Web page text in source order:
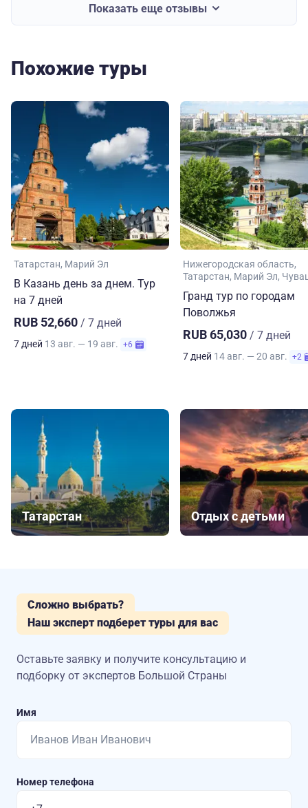
Показать еще отзывы
Похожие туры
Татарстан Марий Эл
В Казань день за днем. Тур
на 7 дней
RUB 52,660 / 7 дней
7 дней 13 авг. — 19 авг. +6
Нижегородская область
Татарстан Марий Эл
Гранд тур по городам
Поволжья
RUB 65,030 / 7 дней
7 дней 14 авг. — 20 авг. +2
Татарстан Отдых с детьми
Сложно выбрать?
Наш эксперт подберет туры для вас
Оставьте заявку и получите консультацию и
подборку от экспертов Большой Страны
Имя
Номер телефона